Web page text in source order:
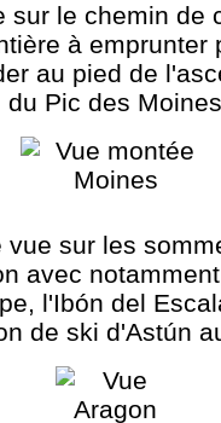
sur le chemin de
à emprunter
au pied de
du Pic des
vue sur les
avec
l'Ibón del
de ski d'Astún